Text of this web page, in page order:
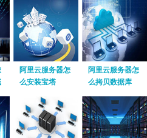
阿里云服务器怎
么安装宝塔
阿里云服务器怎
么拷贝数据库